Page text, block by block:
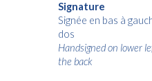
Signature
Signée en bas à
dos
Handsigned on lower
the back